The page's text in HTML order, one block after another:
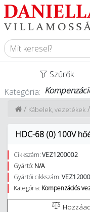
Szűrők
Kategória:
/
Kábelek, vezetékek
/
HDC-68 (0) 100V
Cikkszám:VEZ1200002
Gyártó: N/A
Gyártói cikkszám:
Kategória: Kompenzációs